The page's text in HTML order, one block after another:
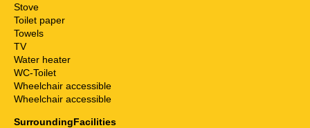
Stove
Toilet paper
Towels
TV
Water heater
WC-Toilet
Wheelchair accessible
Wheelchair accessible
SurroundingFacilities